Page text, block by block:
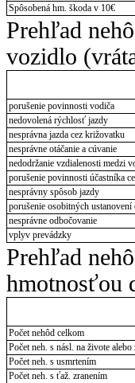
Spôsobená hm. škoda v 10€
Prehľad
vozidlo
porušenie povinnosti vodiča
nedovolená rýchlosť jazdy
nesprávna jazda cez križovatku
nesprávne otáčanie a cúvanie
nedodržanie vzdialenosti medzi
porušenie povinnosti účastníka
nesprávny spôsob jazdy
porušenie osobitných ustanovení
nesprávne odbočovanie
vplyv prevádzky
Prehľad
hmotnosťou
Počet nehôd celkom
Počet neh. s násl. na živote alebo
Počet neh. s usmrtením
Počet neh. s ťaž. zranením